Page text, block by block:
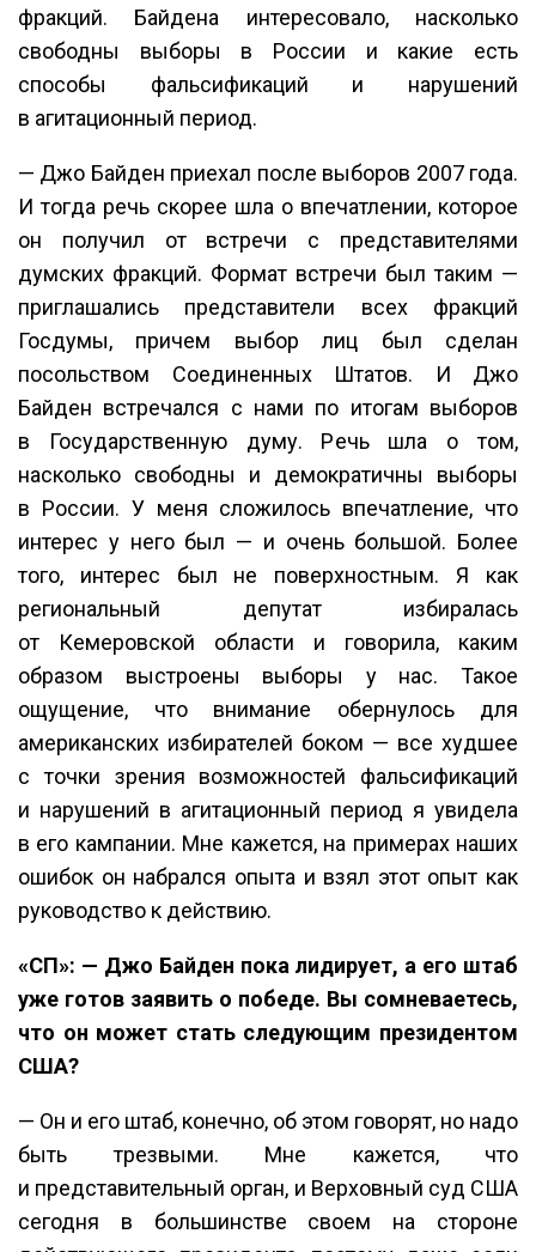
фракций. Байдена интересовало, насколько
свободны выборы в России и какие есть
способы фальсификаций и нарушений
в агитационный период.
— Джо Байден приехал после выборов 2007 года.
И тогда речь скорее шла о впечатлении, которое
он получил от встречи с представителями
думских фракций. Формат встречи был таким —
приглашались представители всех фракций
Госдумы, причем выбор лиц был сделан
посольством Соединенных Штатов. И Джо
Байден встречался с нами по итогам выборов
в Государственную думу. Речь шла о том,
насколько свободны и демократичны выборы
в России. У меня сложилось впечатление, что
интерес у него был — и очень большой. Более
того, интерес был не поверхностным. Я как
региональный депутат избиралась
от Кемеровской области и говорила, каким
образом выстроены выборы у нас. Такое
ощущение, что внимание обернулось для
американских избирателей боком — все худшее
с точки зрения возможностей фальсификаций
и нарушений в агитационный период я увидела
в его кампании. Мне кажется, на примерах наших
ошибок он набрался опыта и взял этот опыт как
руководство к действию.
«СП»: — Джо Байден пока лидирует, а его штаб
уже готов заявить о победе. Вы сомневаетесь,
что он может стать следующим президентом
США?
— Он и его штаб, конечно, об этом говорят, но надо
быть трезвыми. Мне кажется, что
и представительный орган, и Верховный суд США
сегодня в большинстве своем на стороне